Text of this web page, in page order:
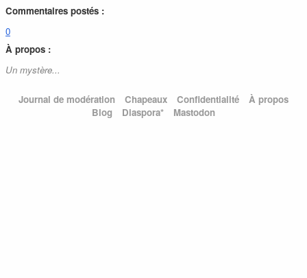
Commentaires postés :
0
À propos :
Un mystère...
Journal de modération Chapeaux Confidentialité
À propos
Blog
Diaspora* Mastodon